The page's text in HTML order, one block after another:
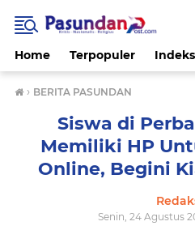
Home Terpopuler Indeks
› BERITA PASUNDAN
Siswa di
Memiliki HP
Online, Begini
Senin, 24 Agustus